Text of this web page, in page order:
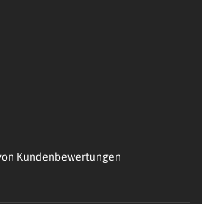
Kundenbewertungen